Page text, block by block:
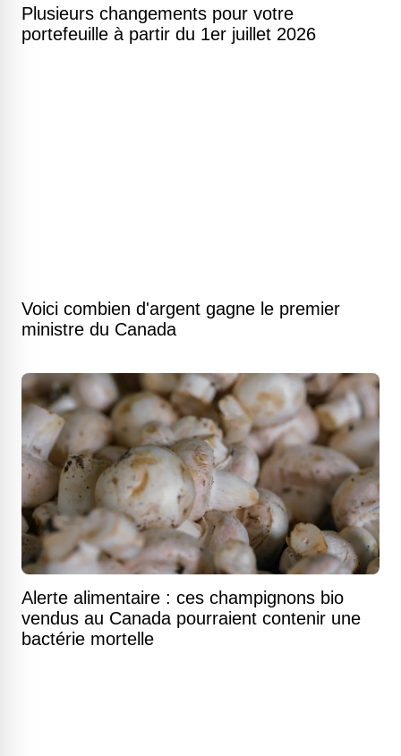
Plusieurs changements pour votre
portefeuille à partir du 1er juillet 2026
Voici combien d'argent gagne le premier
ministre du Canada
Alerte alimentaire : ces champignons bio
vendus au Canada pourraient contenir une
bactérie mortelle